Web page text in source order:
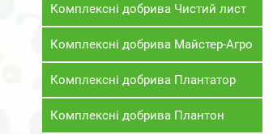
Комплексні добрива Чистий лист
Комплексні добрива Майстер-Агро
Комплексні добрива Плантатор
Комплексні добрива Плантон